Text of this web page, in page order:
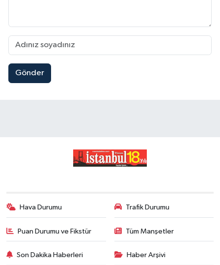
Gönder
Hava Durumu Trafik Durumu
Puan Durumu ve Fikstür Tüm Manşetler
Son Dakika Haberleri Haber Arşivi